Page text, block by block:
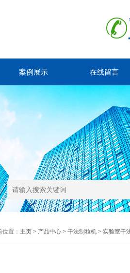
案例展示 在线留言
位置： 主页> 产品中心> 干法制粒机> 实验室干